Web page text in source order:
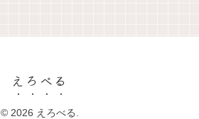
えろべる
© 2026 えろべる.